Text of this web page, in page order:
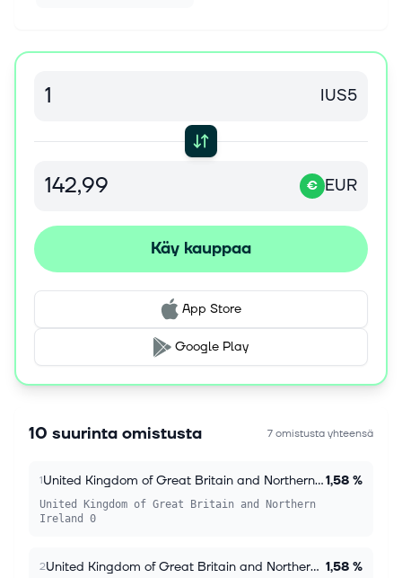
IUS5
€ EUR
Käy kauppaa
App Store
Google Play
10 suurinta omistusta 7 omistusta yhteensä
1 United Kingdom of Great Britain and Northern Ireland 0.13%1,58 %
United Kingdom of Great Britain and Northern
Ireland 0
2 United Kingdom of Great Britain and Northern Ireland 1.25% 1,58 %